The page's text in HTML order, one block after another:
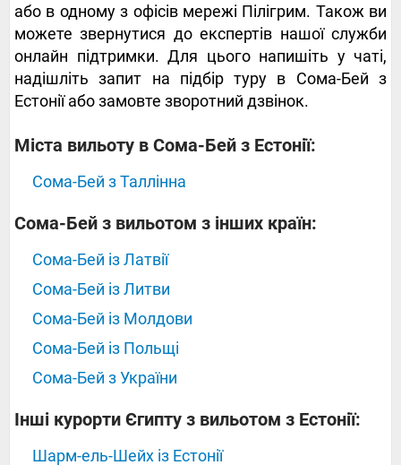
або в одному з офісів мережі Пілігрим. Також ви
можете звернутися до експертів нашої служби
онлайн підтримки. Для цього напишіть у чаті,
надішліть запит на підбір туру в Сома-Бей з
Естонії або замовте зворотний дзвінок.
Міста вильоту в Сома-Бей з Естонії:
Сома-Бей з Таллінна
Сома-Бей з вильотом з інших країн:
Сома-Бей із Латвії
Сома-Бей із Литви
Сома-Бей із Молдови
Сома-Бей із Польщі
Сома-Бей з України
Інші курорти Єгипту з вильотом з Естонії:
Шарм-ель-Шейх із Естонії